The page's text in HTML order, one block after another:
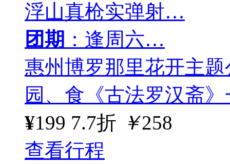
浮山真枪实弹射…
团期 ：逢周六…
惠州博罗那里花开主
园、食《古法罗汉斋
¥199 7.7折 ￥258
查看行程